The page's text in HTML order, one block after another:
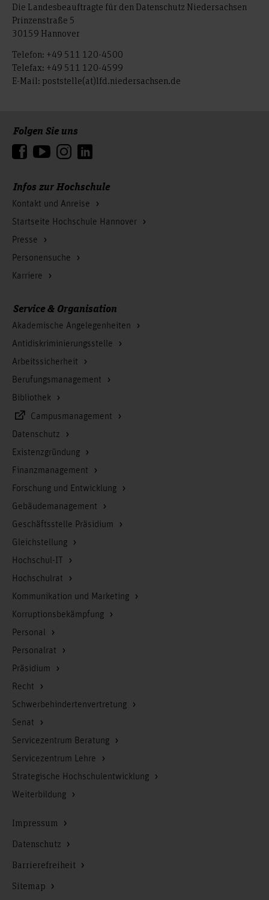
Die Landesbeauftragte für den Datenschutz Niedersachsen
Prinzenstraße 5
30159 Hannover
Telefon: +49 511 120-4500
Telefax: +49 511 120-4599
E-Mail: poststelle(at)lfd.niedersachsen.de
Infos zur Hochschule
Kontakt und Anreise
Startseite Hochschule Hannover
Presse
Personensuche
Karriere
Folgen Sie uns
Service & Organisation
Akademische Angelegenheiten
Antidiskriminierungsstelle
Arbeitssicherheit
Berufungsmanagement
Bibliothek
Campusmanagement
Datenschutz
Existenzgründung
Finanzmanagement
Forschung und Entwicklung
Gebäudemanagement
Geschäftsstelle Präsidium
Gleichstellung
Hochschul-IT
Hochschulrat
Kommunikation und Marketing
Korruptionsbekämpfung
Personal
Personalrat
Präsidium
Recht
Schwerbehindertenvertretung
Senat
Servicezentrum Beratung
Servicezentrum Lehre
Strategische Hochschulentwicklung
Weiterbildung
Impressum
Datenschutz
Barrierefreiheit
Sitemap